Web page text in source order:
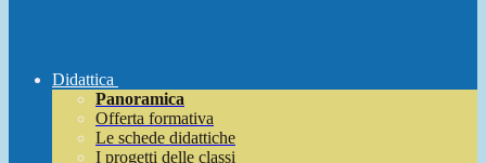
Didattica
Panoramica
Offerta formativa
Le schede didattiche
I progetti delle classi